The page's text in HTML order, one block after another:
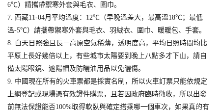
6℃）請攜帶禦寒外套與毛衣、圍巾。
7. 西藏11-04月平均溫度：12℃（早晚溫差大，最高溫18℃；最低
溫-5℃）請攜帶禦寒外套與毛衣、羽絨衣、圍巾、暖暖包、手套。
8. 白天日照強且長－高原空氣稀薄，透明度高，平均日照時間均比
平原上長好幾倍以上，有些城市太陽要到晚上八點多才下山，請自
備太陽眼鏡、遮陽帽及防曬油用品以免曬傷。
9. 中國現在所有的火車票都是採實名制，所以火車訂票只能依規定
上網登記或現場憑有效證件購票，且若因政府臨時徵收，所以出發
前無法保證能否100%取得軟臥與確定搭乘哪一個車次，如果真的有